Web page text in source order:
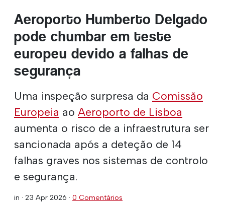
Aeroporto Humberto Delgado
pode chumbar em teste
europeu devido a falhas de
segurança
Uma inspeção surpresa da Comissão
Europeia ao Aeroporto de Lisboa
aumenta o risco de a infraestrutura ser
sancionada após a deteção de 14
falhas graves nos sistemas de controlo
e segurança.
in · 23 Apr 2026 · 0 Comentários